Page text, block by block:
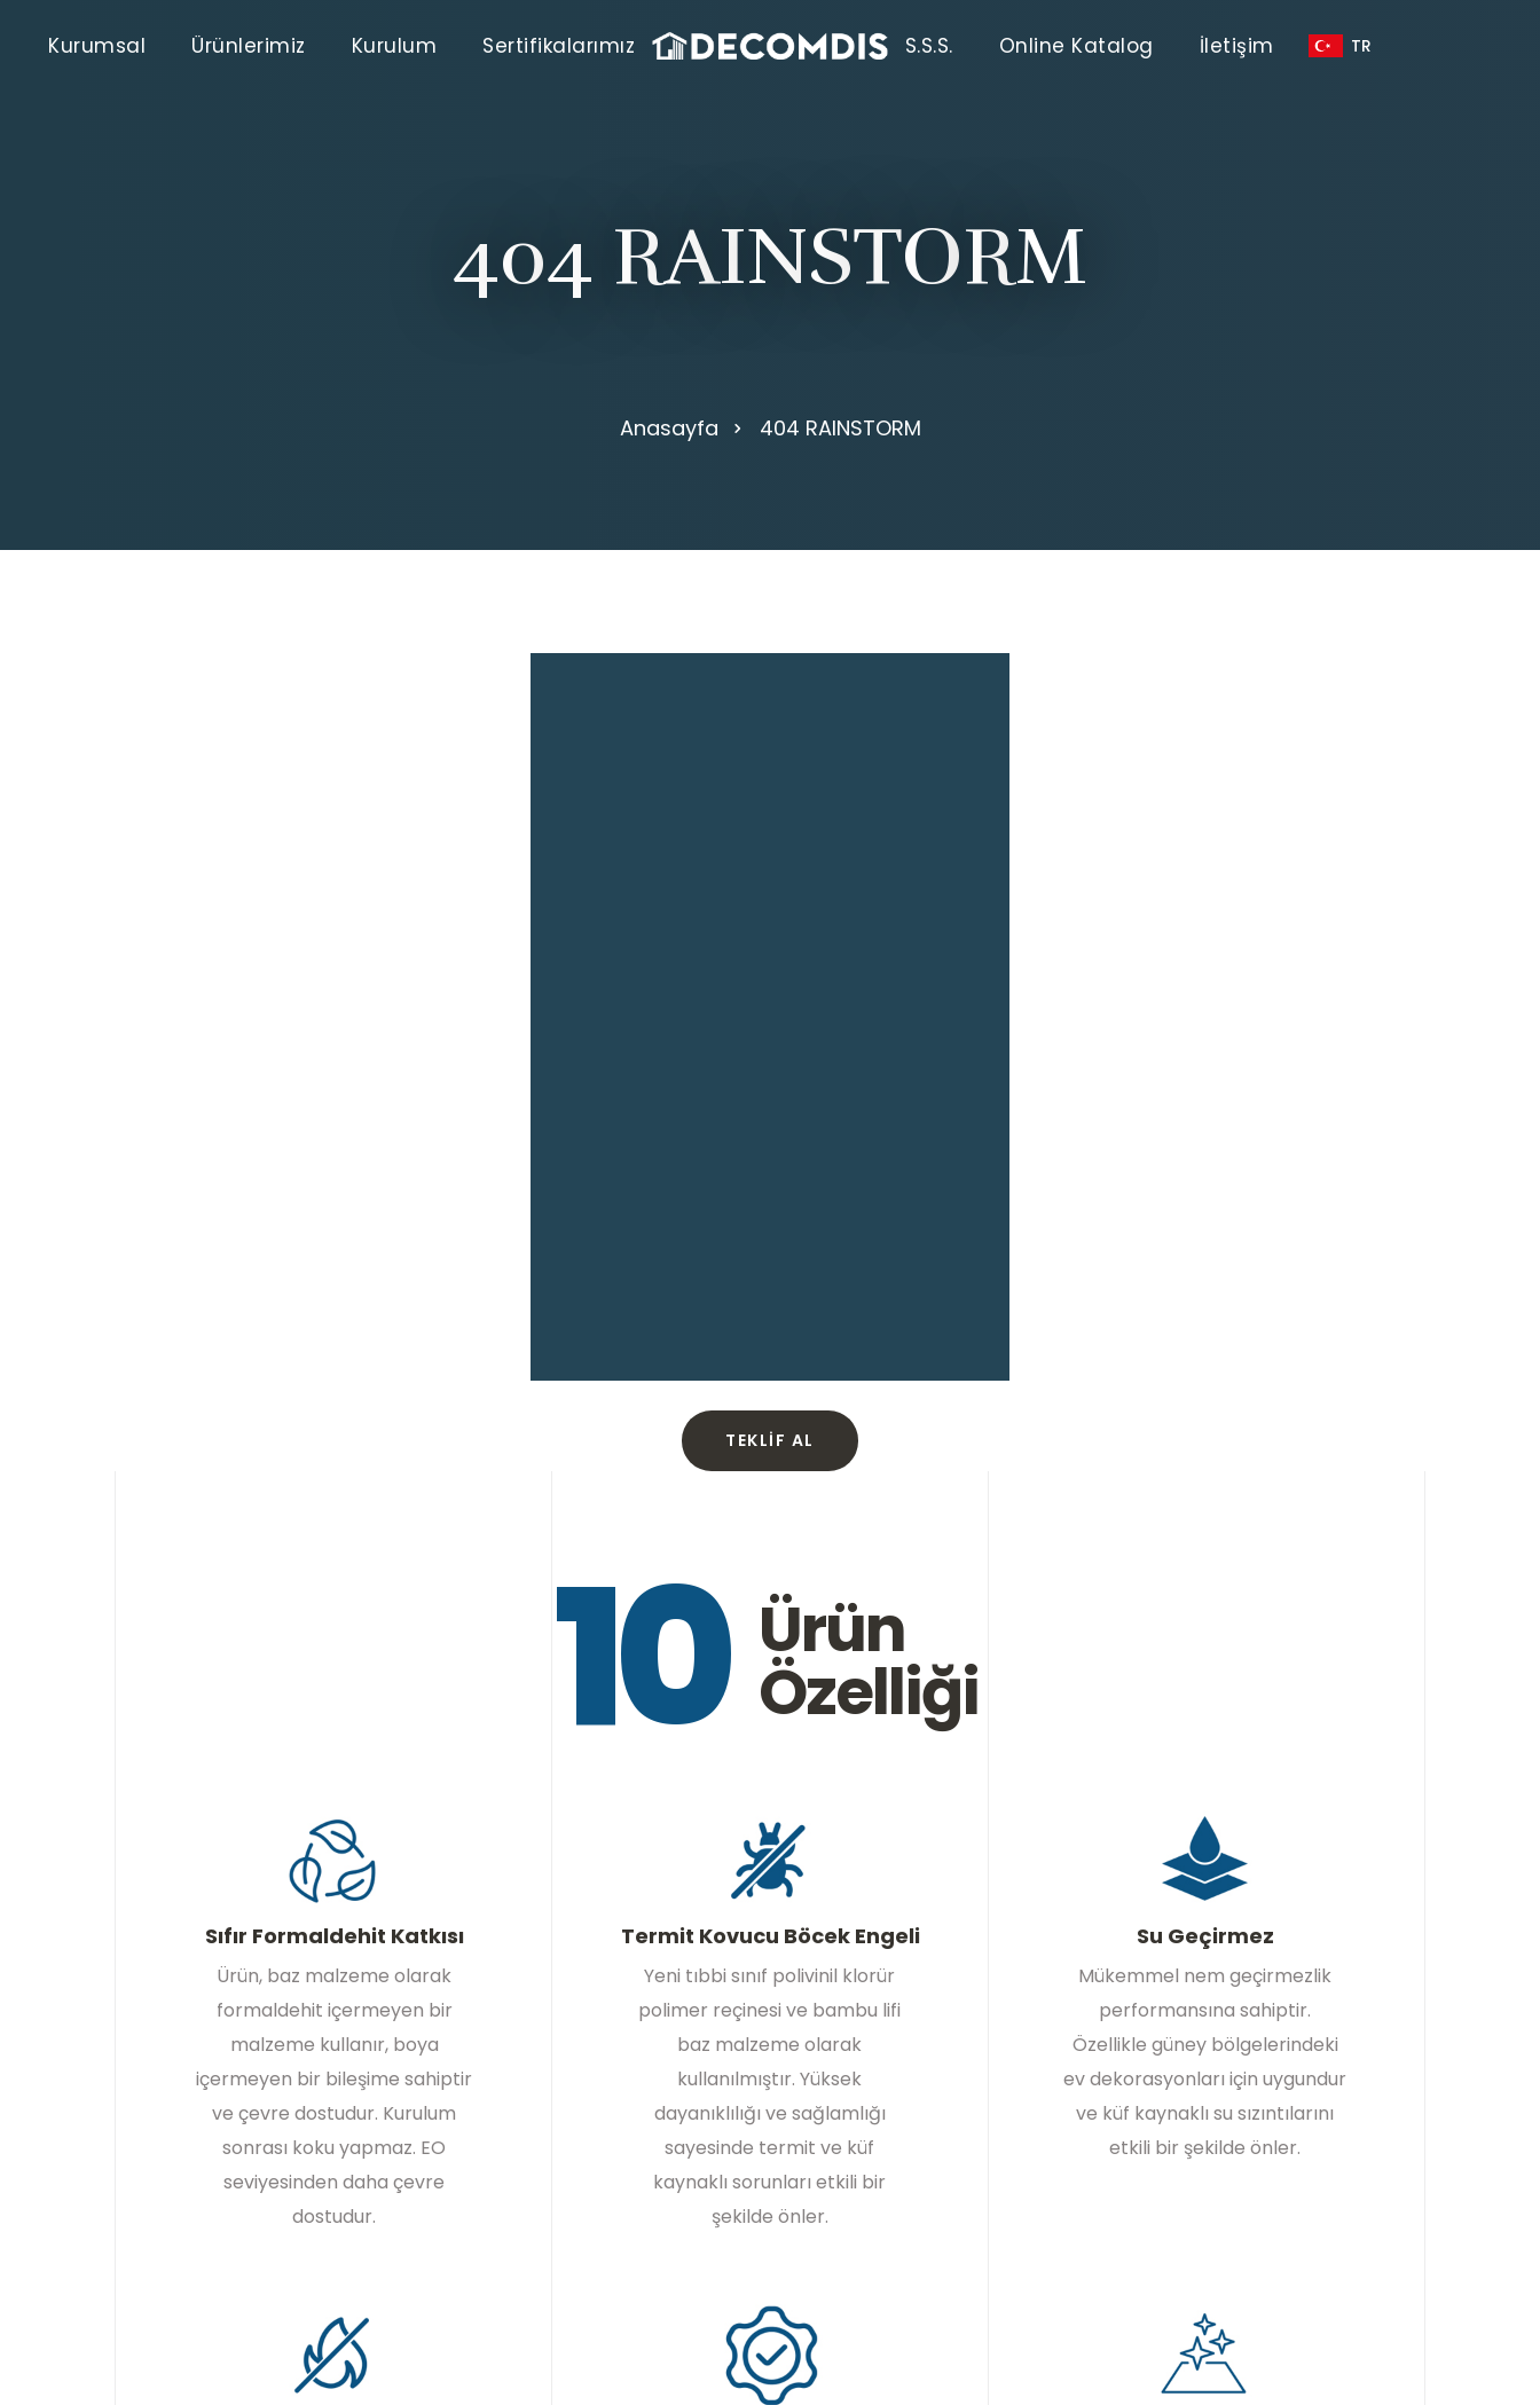
Kurumsal Ürünlerimiz Kurulum Sertifikalarımız S.S.S. Online Katalog İletişim TR
404 RAINSTORM
Anasayfa 404 RAINSTORM
TEKLIF AL
10 Ürün
Özelliği
Sıfır Formaldehit Katkısı
Ürün, baz malzeme olarak
formaldehit içermeyen bir
malzeme kullanır, boya
içermeyen bir bileşime sahiptir
ve çevre dostudur. Kurulum
sonrası koku yapmaz. EO
seviyesinden daha çevre
dostudur.
Termit Kovucu Böcek Engeli
Yeni tıbbi sınıf polivinil klorür
polimer reçinesi ve bambu lifi
baz malzeme olarak
kullanılmıştır. Yüksek
dayanıklılığı ve sağlamlığı
sayesinde termit ve küf
kaynaklı sorunları etkili bir
şekilde önler.
Su Geçirmez
Mükemmel nem geçirmezlik
performansına sahiptir.
Özellikle güney bölgelerindeki
ev dekorasyonları için uygundur
ve küf kaynaklı su sızıntılarını
etkili bir şekilde önler.